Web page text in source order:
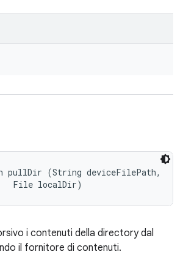
pullDir (String deviceFilePath,
File localDir)
i contenuti della directory dal
il fornitore di contenuti.